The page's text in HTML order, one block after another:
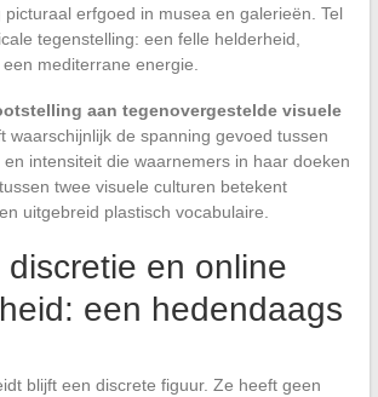
erfgoed in musea en galerieën. Tel
tegenstelling: een felle helderheid,
mediterrane energie.
aan tegenovergestelde visuele
waarschijnlijk de spanning gevoed tussen
intensiteit die waarnemers in haar doeken
twee visuele culturen betekent
uitgebreid plastisch vocabulaire.
en online
een hedendaags
blijft een discrete figuur. Ze heeft geen